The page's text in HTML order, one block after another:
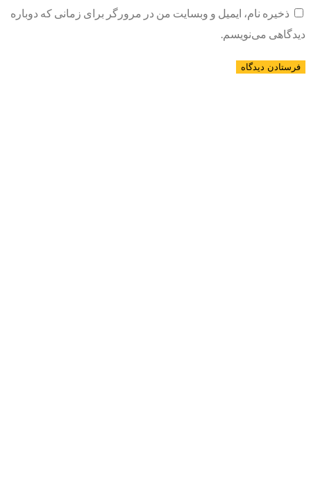
ذخیره نام، ایمیل و وبسایت من در مرورگر برای زمانی که دوباره
دیدگاهی می‌نویسم.